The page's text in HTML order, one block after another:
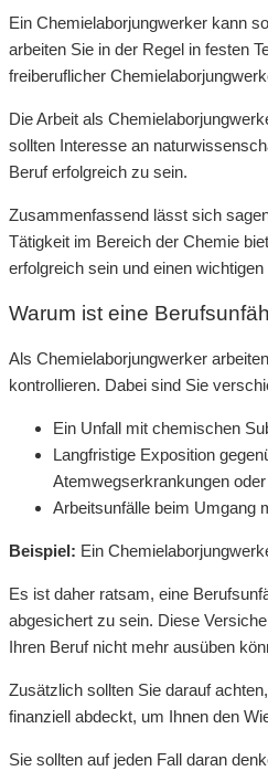
Ein Chemielaborjungwerker kann
arbeiten Sie in der Regel in festen
freiberuflicher
Die Arbeit als
sollten Interesse an
Beruf erfolgreich zu sein.
Zusammenfassend lässt sich
Tätigkeit im Bereich der Chemie
erfolgreich sein und einen
Warum ist eine
Als Chemielaborjungwerker
kontrollieren. Dabei sind Sie
Ein Unfall mit chemischen
Langfristige Exposition
Atemwegserkrankungen
Arbeitsunfälle beim Umgang
Beispiel: Ein
Es ist daher ratsam, eine
abgesichert zu sein. Diese
Ihren Beruf nicht mehr ausüben
Zusätzlich sollten Sie darauf
finanziell abdeckt, um Ihnen den
Sie sollten auf jeden Fall daran